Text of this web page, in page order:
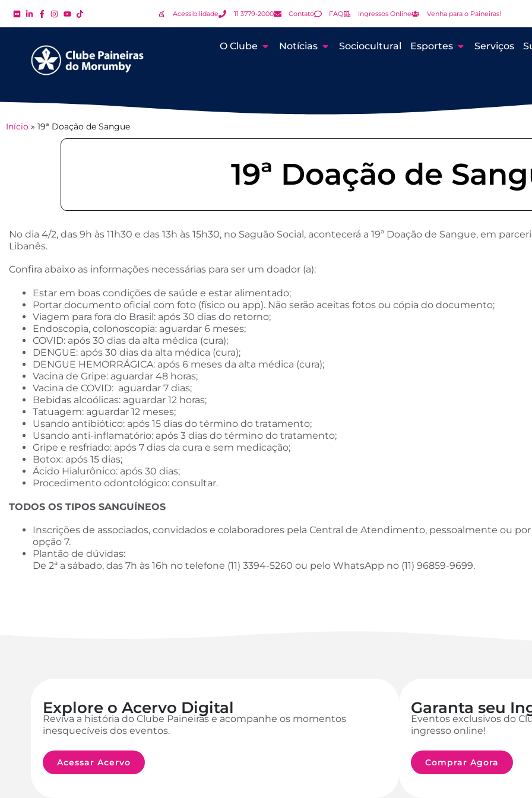
Acessibilidade 11 3779-2000 Contato FAQ Ingressos Online Venha para o Paineiras!
O Clube Notícias Sociocultural Esportes Serviços
Início » 19ª Doação de Sangue
19ª Doação de
No dia 4/2, das 9h às 11h30 e das 13h às 15h30, no Saguão Social, acontecerá a 19ª Doação de Sangue, em
Libanês.
Confira abaixo as informações necessárias para ser um doador (a):
Estar em boas condições de saúde e estar alimentado;
Portar documento oficial com foto (físico ou app). Não serão aceitas fotos ou cópia do documento;
Viagem para fora do Brasil: após 30 dias do retorno;
Endoscopia, colonoscopia: aguardar 6 meses;
COVID: após 30 dias da alta médica (cura);
DENGUE: após 30 dias da alta médica (cura);
DENGUE HEMORRÁGICA: após 6 meses da alta médica (cura);
Vacina de Gripe: aguardar 48 horas;
Vacina de COVID: aguardar 7 dias;
Bebidas alcoólicas: aguardar 12 horas;
Tatuagem: aguardar 12 meses;
Usando antibiótico: após 15 dias do término do tratamento;
Usando anti-inflamatório: após 3 dias do término do tratamento;
Gripe e resfriado: após 7 dias da cura e sem medicação;
Botox: após 15 dias;
Ácido Hialurônico: após 30 dias;
Procedimento odontológico: consultar.
TODOS OS TIPOS SANGUÍNEOS
Inscrições de associados, convidados e colaboradores pela Central de Atendimento, pessoalmente ou por
opção 7.
Plantão de dúvidas:
De 2ª a sábado, das 7h às 16h no telefone (11) 3394-5260 ou pelo WhatsApp no (11) 96859-9699.
Explore o Acervo Digital
Reviva a história do Clube Paineiras e acompanhe os momentos
inesquecíveis dos eventos.
Acessar Acervo
Garanta seu
Eventos exclusivos do
ingresso online!
Comprar Agora